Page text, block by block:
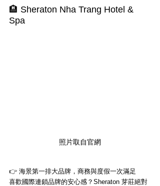
🏨 Sheraton Nha Trang Hotel &
Spa
照片取自官網
👉 海景第一排大品牌，商務與度假一次滿足
喜歡國際連鎖品牌的安心感？Sheraton 芽莊絕對